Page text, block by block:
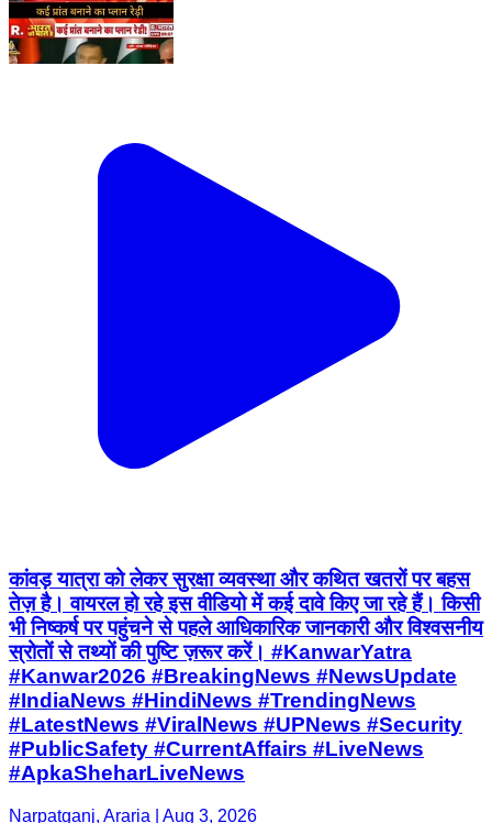
कांवड़ यात्रा को लेकर सुरक्षा व्यवस्था और कथित खतरों पर बहस
तेज़ है। वायरल हो रहे इस वीडियो में कई दावे किए जा रहे हैं। किसी
भी निष्कर्ष पर पहुंचने से पहले आधिकारिक जानकारी और विश्वसनीय
स्रोतों से तथ्यों की पुष्टि ज़रूर करें। #KanwarYatra
#Kanwar2026 #BreakingNews #NewsUpdate
#IndiaNews #HindiNews #TrendingNews
#LatestNews #ViralNews #UPNews #Security
#PublicSafety #CurrentAffairs #LiveNews
#ApkaSheharLiveNews
Narpatganj, Araria | Aug 3, 2026